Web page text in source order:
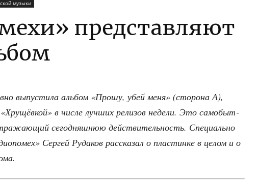
музыки
представляют
выпу­сти­ла аль­бом «Про­шу, убей меня» (сто­ро­на А),
в чис­ле луч­ших рели­зов неде­ли. Это само­быт­
сего­дняш­нюю дей­стви­тель­ность. Спе­ци­аль­но
Сер­гей Руда­ков рас­ска­зал о пла­стин­ке в целом и о